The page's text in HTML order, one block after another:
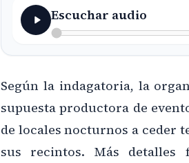
Escuchar audio
Según la indagatoria, la
supuesta productora de
de locales nocturnos a ceder
sus recintos. Más detalles